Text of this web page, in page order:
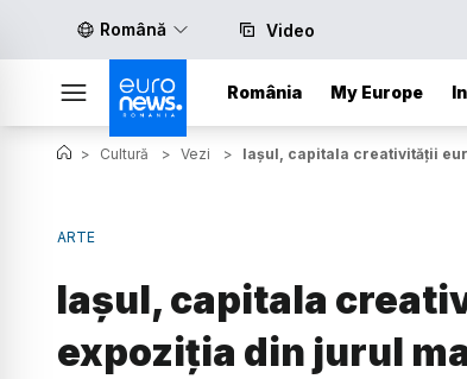
Română Video
România My Europe
> Cultură > Vezi > Iașul, capitala creativității
ARTE
Iașul, capitala
expoziția din jurul